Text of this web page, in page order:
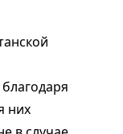
них